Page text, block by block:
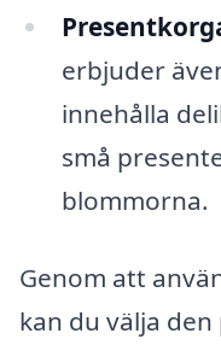
erbjuder
innehålla
små
blommorna.
Genom att
kan du välja